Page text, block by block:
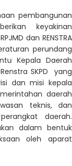
pembangunan
keyakinan
dan RENSTRA
perundang
Kepala Daerah
SKPD yang
dan misi kepala
daerah
teknis, dan
daerah.
dalam bentuk
oleh aparat